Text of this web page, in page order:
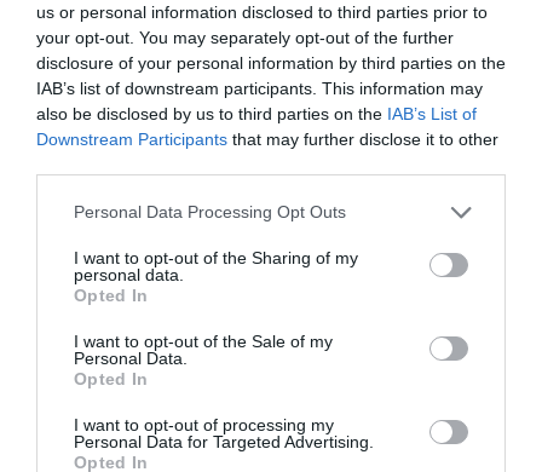
us or personal information disclosed to third parties prior to
your opt-out. You may separately opt-out of the further
disclosure of your personal information by third parties on the
IAB’s list of downstream participants. This information may
also be disclosed by us to third parties on the IAB’s List of
Downstream Participants that may further disclose it to other
Personal Data Processing Opt Outs
I want to opt-out of the Sharing of my
personal data.
Opted In
I want to opt-out of the Sale of my
Personal Data.
Opted In
I want to opt-out of processing my
Personal Data for Targeted Advertising.
Opted In
Índex2P
Liga F
PRO Women in Sports
Compartir
Imprimir
Publicidad
2Playbook Club2P